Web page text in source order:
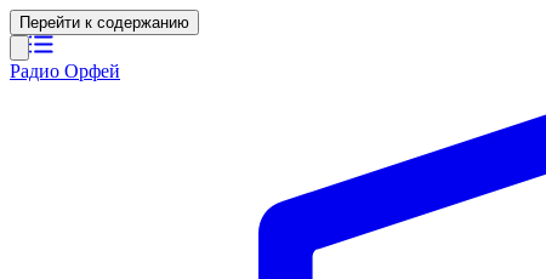
Перейти к содержанию
Радио Орфей